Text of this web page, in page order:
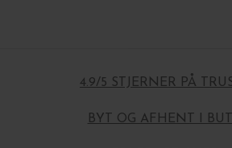
4.9/5 STJERNER PÅ
BYT OG AFHENT I